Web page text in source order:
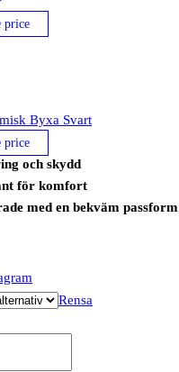
price
Byxa Svart
price
och skydd
för komfort
med en bekväm passform
Rensa